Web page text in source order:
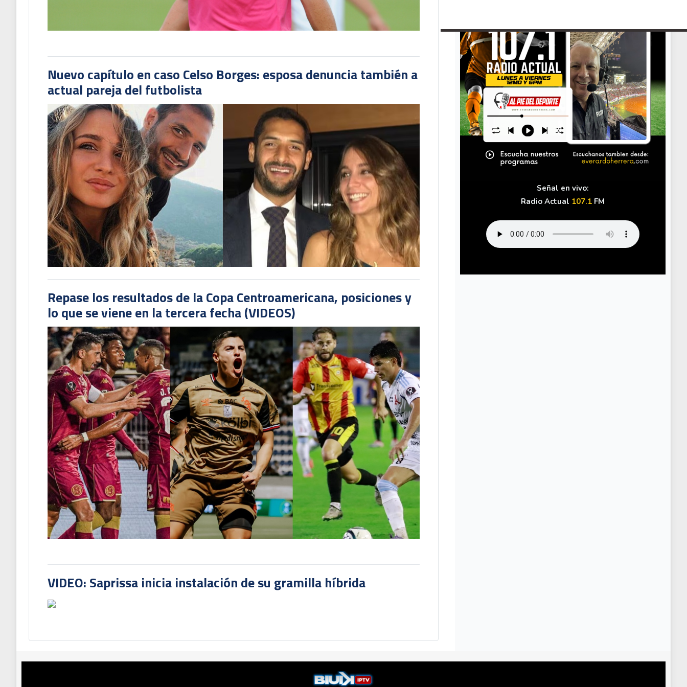
Señal en vivo:
Radio Actual 107.1FM
Nuevo capítulo en caso Celso Borges: esposa denuncia también a
actual pareja del futbolista
Repase los resultados de la Copa Centroamericana, posiciones y
lo que se viene en la tercera fecha (VIDEOS)
VIDEO: Saprissa inicia instalación de su gramilla híbrida